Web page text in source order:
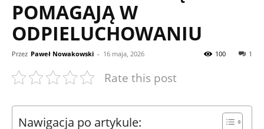
POMAGAJĄ W
ODPIELUCHOWANIU
Przez Paweł Nowakowski - 16 maja, 2026 1
100
Rate this post
Nawigacja po artykule: